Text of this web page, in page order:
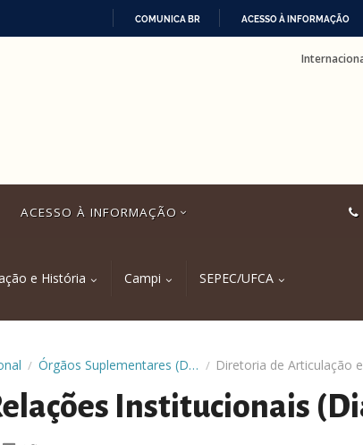
COMUNICA BR ACESSO À INFORMAÇÃO
ACESSO À INFORMAÇÃO
e História Campi SEPEC/UFCA
/ Órgãos Suplementares (Diretorias) /
Institucionais